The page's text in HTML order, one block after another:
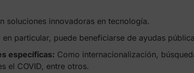
soluciones innovadoras en tecnología.
en particular, puede beneficiarse de ayudas
específicas: Como internacionalización,
el COVID, entre otros.